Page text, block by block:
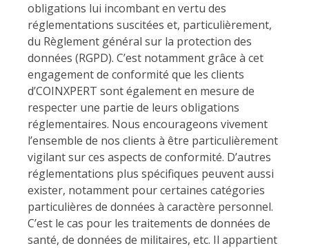
obligations lui incombant en vertu des
réglementations suscitées et, particulièrement,
du Règlement général sur la protection des
données (RGPD). C’est notamment grâce à cet
engagement de conformité que les clients
d’COINXPERT sont également en mesure de
respecter une partie de leurs obligations
réglementaires. Nous encourageons vivement
l’ensemble de nos clients à être particulièrement
vigilant sur ces aspects de conformité. D’autres
réglementations plus spécifiques peuvent aussi
exister, notamment pour certaines catégories
particulières de données à caractère personnel.
C’est le cas pour les traitements de données de
santé, de données de militaires, etc. Il appartient